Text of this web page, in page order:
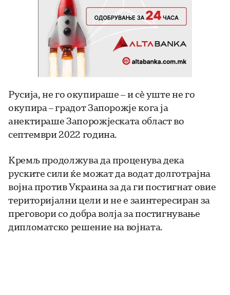
Русија, не го окупираше – и сè уште не го
окупира – градот Запорожје кога ја
анектираше Запорожјеската област во
септември 2022 година.
Кремљ продолжува да проценува дека
руските сили ќе можат да водат долготрајна
војна против Украина за да ги постигнат овие
територијални цели и не е заинтересиран за
преговори со добра волја за постигнување
дипломатско решение на војната.